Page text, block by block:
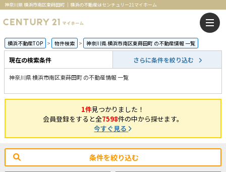
神奈川県 横浜市南区東蒔田町 ｜横浜の不動産はセンチュリー21マイホーム
横浜不動産TOP 物件検索 神奈川県 横浜市南区東蒔田町 の不動産情報 一覧
現在の検索条件 さらに条件を絞り込む
神奈川県 横浜市南区東蒔田町 の不動産情報 一覧
1件見つかりました！
会員登録をすると全7598件の中から探せます。
今すぐ見る
条件を絞り込む